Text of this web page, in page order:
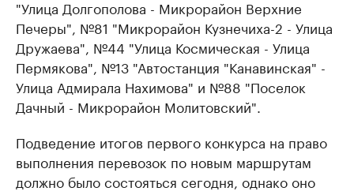
"Улица Долгополова - Микрорайон Верхние
Печеры", №81 "Микрорайон Кузнечиха-2 - Улица
Дружаева", №44 "Улица Космическая - Улица
Пермякова", №13 "Автостанция "Канавинская" -
Улица Адмирала Нахимова" и №88 "Поселок
Дачный - Микрорайон Молитовский".
Подведение итогов первого конкурса на право
выполнения перевозок по новым маршрутам
должно было состояться сегодня, однако оно